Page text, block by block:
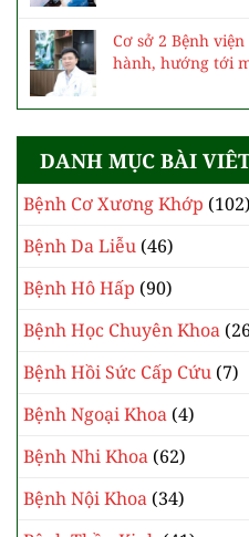
Cơ sở 2 Bệnh
hành, hướng tới
DANH MỤC BÀI
Bệnh Cơ Xương Khớp (102)
Bệnh Da Liễu (46)
Bệnh Hô Hấp (90)
Bệnh Học Chuyên Khoa
Bệnh Hồi Sức Cấp Cứu (7)
Bệnh Ngoại Khoa (4)
Bệnh Nhi Khoa (62)
Bệnh Nội Khoa (34)